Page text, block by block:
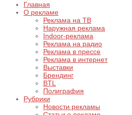
Главная
О рекламе
Реклама на ТВ
Наружная реклама
Indoor-реклама
Реклама на радио
Реклама в прессе
Реклама в интернет
Выставки
Брендинг
BTL
Полиграфия
Рубрики
Новости рекламы